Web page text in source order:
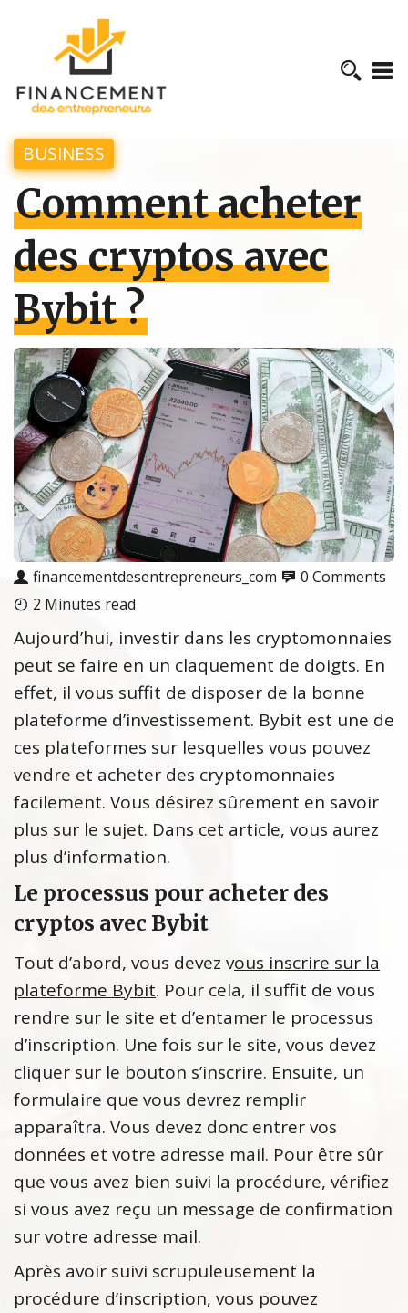
BUSINESS
Comment acheter
des cryptos avec
Bybit ?
financementdesentrepreneurs_com
0 Comments
2 Minutes read
Aujourd’hui, investir dans les cryptomonnaies
peut se faire en un claquement de doigts. En
effet, il vous suffit de disposer de la bonne
plateforme d’investissement. Bybit est une de
ces plateformes sur lesquelles vous pouvez
vendre et acheter des cryptomonnaies
facilement. Vous désirez sûrement en savoir
plus sur le sujet. Dans cet article, vous aurez
plus d’information.
Le processus pour acheter des
cryptos avec Bybit
Tout d’abord, vous devez vous inscrire sur la
plateforme Bybit. Pour cela, il suffit de vous
rendre sur le site et d’entamer le processus
d’inscription. Une fois sur le site, vous devez
cliquer sur le bouton s’inscrire. Ensuite, un
formulaire que vous devrez remplir
apparaîtra. Vous devez donc entrer vos
données et votre adresse mail. Pour être sûr
que vous avez bien suivi la procédure, vérifiez
si vous avez reçu un message de confirmation
sur votre adresse mail.
Après avoir suivi scrupuleusement la
procédure d’inscription, vous pouvez